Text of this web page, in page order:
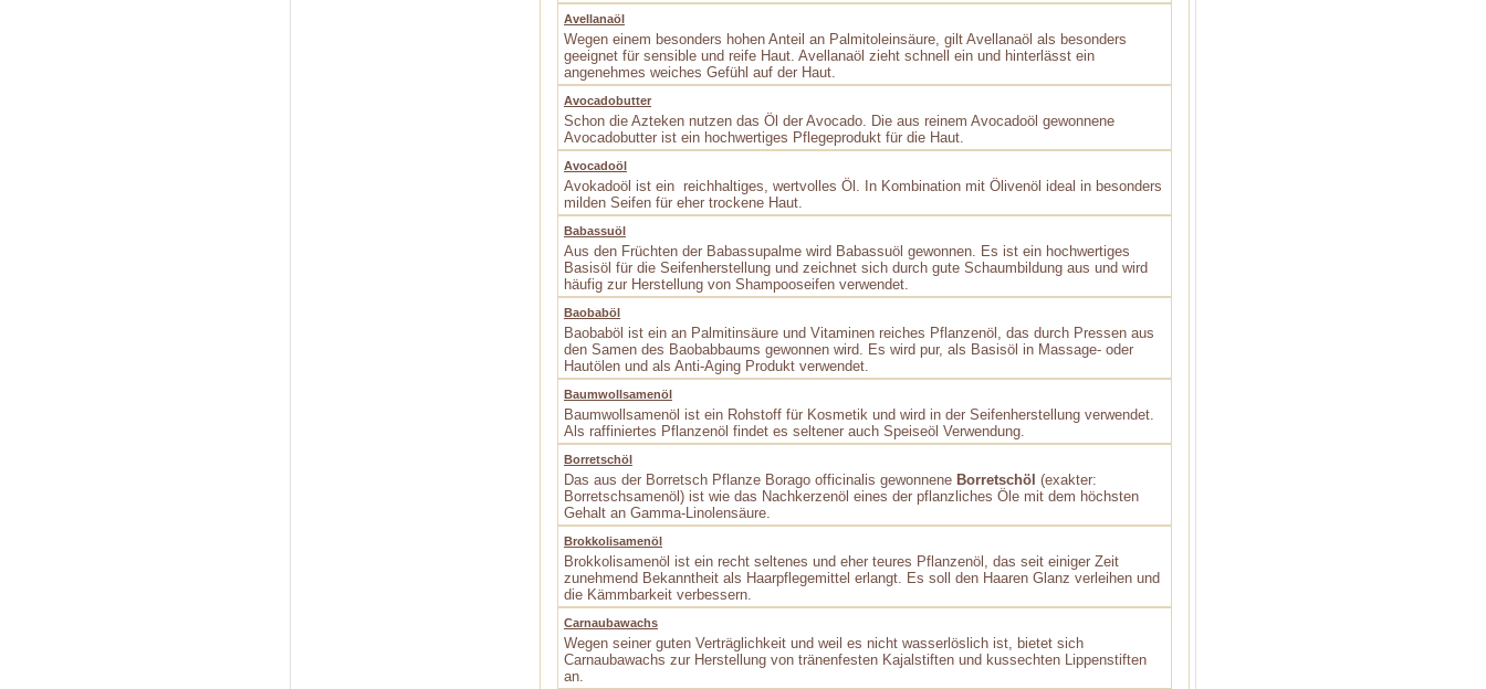
Avellanaöl
Wegen einem besonders hohen Anteil an Palmitoleinsäure, gilt Avellanaöl als besonders
geeignet für sensible und reife Haut. Avellanaöl zieht schnell ein und hinterlässt ein
angenehmes weiches Gefühl auf der Haut.
Avocadobutter
Schon die Azteken nutzen das Öl der Avocado. Die aus reinem Avocadoöl gewonnene
Avocadobutter ist ein hochwertiges Pflegeprodukt für die Haut.
Avocadoöl
Avokadoöl ist ein reichhaltiges, wertvolles Öl. In Kombination mit Ölivenöl ideal in besonders
milden Seifen für eher trockene Haut.
Babassuöl
Aus den Früchten der Babassupalme wird Babassuöl gewonnen. Es ist ein hochwertiges
Basisöl für die Seifenherstellung und zeichnet sich durch gute Schaumbildung aus und wird
häufig zur Herstellung von Shampooseifen verwendet.
Baobaböl
Baobaböl ist ein an Palmitinsäure und Vitaminen reiches Pflanzenöl, das durch Pressen aus
den Samen des Baobabbaums gewonnen wird. Es wird pur, als Basisöl in Massage- ­oder
Hautölen und als Anti­-Aging Produkt verwendet.
Baumwollsamenöl
Baumwollsamenöl ist ein Rohstoff für Kosmetik­ und wird in der Seifenherstellung verwendet.
Als raffiniertes Pflanzenöl findet es seltener auch Speiseöl Verwendung.
Borretschöl
Das aus der Borretsch Pflanze Borago officinalis gewonnene Borretschöl (exakter:
Borretschsamenöl) ist wie das Nachkerzenöl eines der pflanzliches Öle mit dem höchsten
Gehalt an Gamma-Linolensäure.
Brokkolisamenöl
Brokkolisamenöl ist ein recht seltenes und eher teures Pflanzenöl, das seit einiger Zeit
zunehmend Bekanntheit als Haarpflegemittel erlangt. Es soll den Haaren Glanz verleihen und
die Kämmbarkeit verbessern.
Carnaubawachs
Wegen seiner guten Verträglichkeit und weil es nicht wasserlöslich ist, bietet sich
Carnaubawachs zur Herstellung von tränenfesten Kajalstiften und kussechten Lippenstiften
an.